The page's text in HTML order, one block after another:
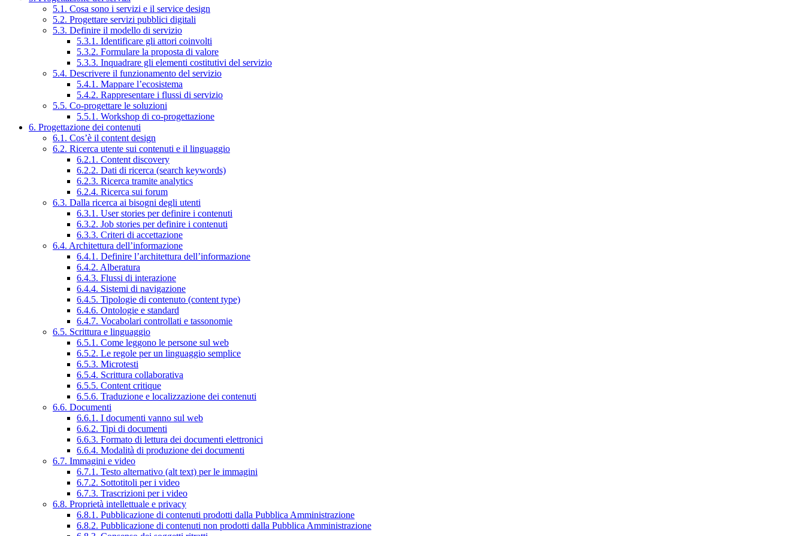
5.1. Cosa sono i servizi e il service design
5.2. Progettare servizi pubblici digitali
5.3. Definire il modello di servizio
5.3.1. Identificare gli attori coinvolti
5.3.2. Formulare la proposta di valore
5.3.3. Inquadrare gli elementi costitutivi del servizio
5.4. Descrivere il funzionamento del servizio
5.4.1. Mappare l’ecosistema
5.4.2. Rappresentare i flussi di servizio
5.5. Co-progettare le soluzioni
5.5.1. Workshop di co-progettazione
6. Progettazione dei contenuti
6.1. Cos’è il content design
6.2. Ricerca utente sui contenuti e il linguaggio
6.2.1. Content discovery
6.2.2. Dati di ricerca (search keywords)
6.2.3. Ricerca tramite analytics
6.2.4. Ricerca sui forum
6.3. Dalla ricerca ai bisogni degli utenti
6.3.1. User stories per definire i contenuti
6.3.2. Job stories per definire i contenuti
6.3.3. Criteri di accettazione
6.4. Architettura dell’informazione
6.4.1. Definire l’architettura dell’informazione
6.4.2. Alberatura
6.4.3. Flussi di interazione
6.4.4. Sistemi di navigazione
6.4.5. Tipologie di contenuto (content type)
6.4.6. Ontologie e standard
6.4.7. Vocabolari controllati e tassonomie
6.5. Scrittura e linguaggio
6.5.1. Come leggono le persone sul web
6.5.2. Le regole per un linguaggio semplice
6.5.3. Microtesti
6.5.4. Scrittura collaborativa
6.5.5. Content critique
6.5.6. Traduzione e localizzazione dei contenuti
6.6. Documenti
6.6.1. I documenti vanno sul web
6.6.2. Tipi di documenti
6.6.3. Formato di lettura dei documenti elettronici
6.6.4. Modalità di produzione dei documenti
6.7. Immagini e video
6.7.1. Testo alternativo (alt text) per le immagini
6.7.2. Sottotitoli per i video
6.7.3. Trascrizioni per i video
6.8. Proprietà intellettuale e privacy
6.8.1. Pubblicazione di contenuti prodotti dalla Pubblica Amministrazione
6.8.2. Pubblicazione di contenuti non prodotti dalla Pubblica Amministrazione